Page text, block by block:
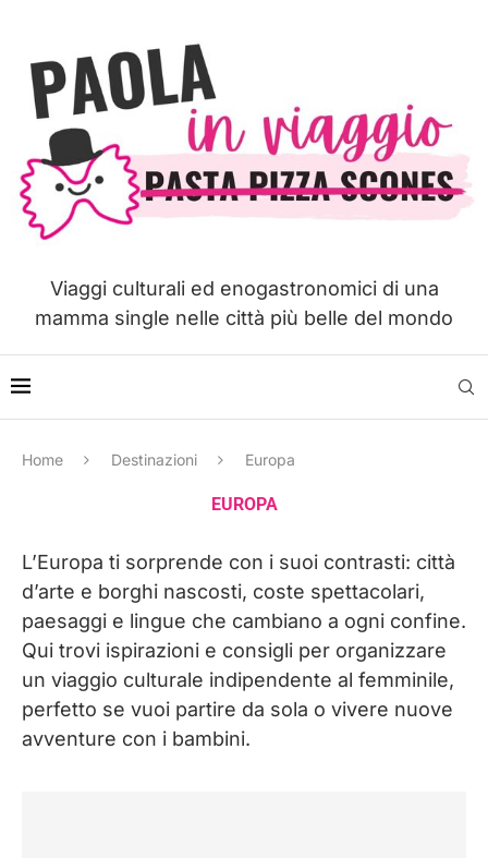
Viaggi culturali ed enogastronomici di una
mamma single nelle città più belle del mondo
Home Destinazioni Europa
EUROPA
L’Europa ti sorprende con i suoi contrasti: città
d’arte e borghi nascosti, coste spettacolari,
paesaggi e lingue che cambiano a ogni confine.
Qui trovi ispirazioni e consigli per organizzare
un viaggio culturale indipendente al femminile,
perfetto se vuoi partire da sola o vivere nuove
avventure con i bambini.